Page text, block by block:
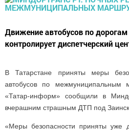
Движение автобусов по дорогам
контролирует диспетчерский
В Татарстане приняты меры
автобусов по
«Татар-информ» сообщили в
вчерашним страшным ДТП под
«Меры безопасности приняты уже